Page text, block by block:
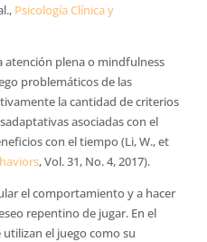
Psicología Clínica y
atención plena o mindfulness
problemáticos de las
la cantidad de criterios
asociadas con el
con el tiempo (Li, W., et
, Vol. 31, No. 4, 2017).
el comportamiento y a hacer
repentino de jugar. En el
el juego como su